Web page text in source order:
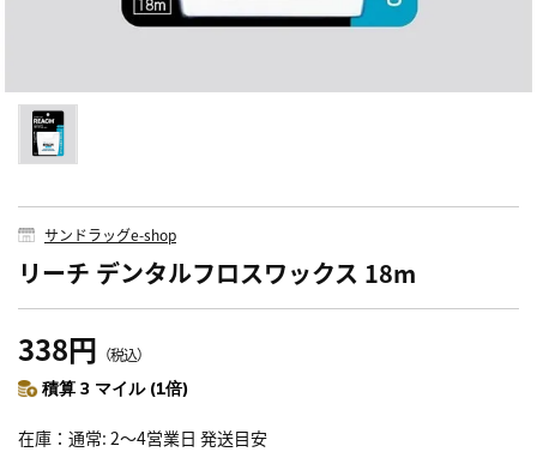
サンドラッグe-shop
リーチ デンタルフロスワックス 18m
338円 （税込）
積算 3 マイル (1倍)
在庫 通常: 2～4営業日 発送目安